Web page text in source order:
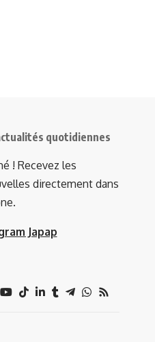
quotidiennes
! Recevez les
directement dans
Japap